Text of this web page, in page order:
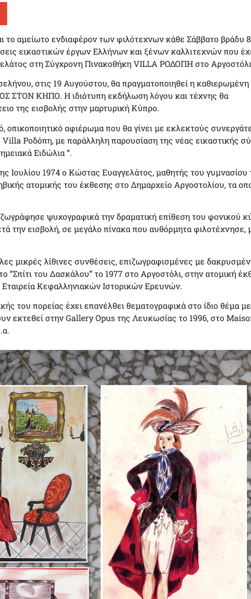
το αμείωτο ενδιαφέρον των φιλότεχνων κάθε Σάββατο βράδυ
εικαστικών έργων Ελλήνων και ξένων καλλιτεχνών που
στη Σύγχρονη Πινακοθήκη VILLA ΡΟΔΟΠΗ στο
στις 19 Αυγούστου, θα πραγματοποιηθεί η
ΣΤΟΝ ΚΗΠΟ. Η ιδιότυπη εκδήλωση λόγου και τέχνης θα
της εισβολής στην μαρτυρική Κύπρο.
οπικοποιητικό αφιέρωμα που θα γίνει με εκλεκτούς
Ροδόπη, με παράλληλη παρουσίαση της νέας εικαστικής
Ειδώλια “.
Ιουλίου 1974 ο Κώστας Ευαγγελάτος, μαθητής του γυμνασίου
ατομικής του έκθεσης στο Δημαρχείο Αργοστολίου, τα
ψυχογραφικά την δραματική επίθεση του φονικού
την εισβολή, σε μεγάλο πίνακα που αυθόρμητα φιλοτέχνησε,
μικρές λίθινες συνθέσεις, επιζωγραφισμένες με
“Σπίτι του Δασκάλου” το 1977 στο Αργοστόλι, στην ατομική
Εταιρεία Κεφαλληνιακών Ιστορικών Ερευνών.
του πορείας έχει επανέλθει θεματογραφικά στο ίδιο θέμα με
εκτεθεί στην Gallery Opus της Λευκωσίας το 1996, στο